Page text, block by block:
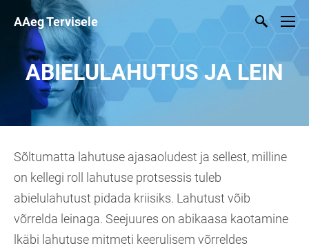
AAeg Tervisele
ABIELULAHUTUS JA LEIN
Sõltumatta lahutuse ajasaoludest ja sellest, milline
on kellegi roll lahutuse protsessis tuleb
abielulahutust pidada kriisiks. Lahutust võib
võrrelda leinaga. Seejuures on abikaasa kaotamine
lkäbi lahutuse mitmeti keerulisem võrreldes